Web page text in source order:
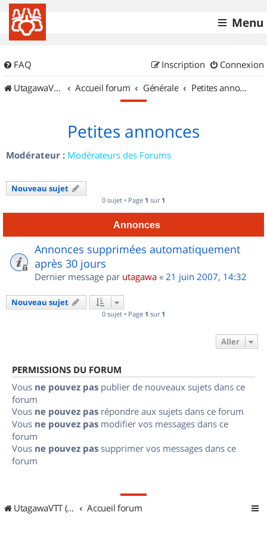
Menu
FAQ Connexion
Inscription
UtagawaVTT (Randos VTT et VTTAE avec traces GPS)
Accueil forum Générale Petites annonces
Petites annonces
Modérateur : Modérateurs des Forums
Nouveau sujet
0 sujet • Page 1 sur 1
Annonces
Annonces supprimées automatiquement
après 30 jours
Dernier message par utagawa « 21 juin 2007, 14:32
Nouveau sujet
0 sujet • Page 1 sur 1
Aller
PERMISSIONS DU FORUM
Vous ne pouvez pas publier de nouveaux sujets dans ce
forum
Vous ne pouvez pas répondre aux sujets dans ce forum
Vous ne pouvez pas modifier vos messages dans ce
forum
Vous ne pouvez pas supprimer vos messages dans ce
forum
UtagawaVTT (Randos VTT et VTTAE avec traces GPS) Accueil forum